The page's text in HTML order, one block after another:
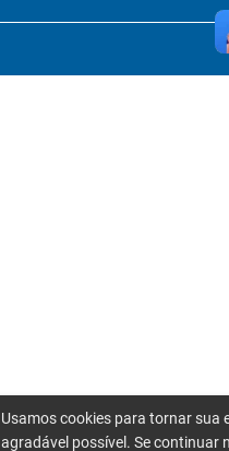
Usamos cookies para tornar sua
agradável possível. Se continuar